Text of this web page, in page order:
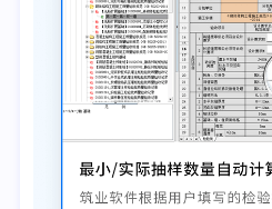
消防部分
1.《火灾自动报警系统施工及验
2.《消防应急照明和疏散指示系
3.《自动喷水灭火系统施工及验
4.《建筑防烟排烟系统技术标准
5.《消防给水及消火栓系统技术规
6.《防火卷帘、防火门、防火窗施